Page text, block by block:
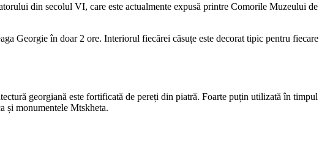
din secolul VI, care este actualmente expusă printre Comorile Muzeului de
Georgie în doar 2 ore. Interiorul fiecărei căsuțe este decorat tipic pentru fiecare
georgiană este fortificată de pereți din piatră. Foarte puțin utilizată în timpul
și monumentele Mtskheta.